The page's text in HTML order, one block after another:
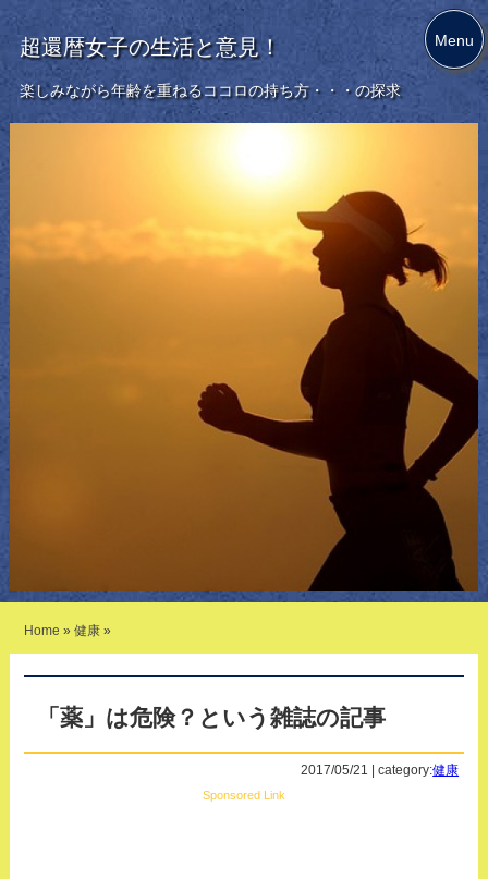
超還暦女子の生活と意見！
楽しみながら年齢を重ねるココロの持ち方・・・の探求
Home » 健康 »
「薬」は危険？という雑誌の記事
2017/05/21 | category:健康
Sponsored Link
Menu